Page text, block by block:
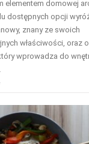
elementem domowej
dostępnych opcji
znany ze swoich
właściwości, oraz
wprowadza do